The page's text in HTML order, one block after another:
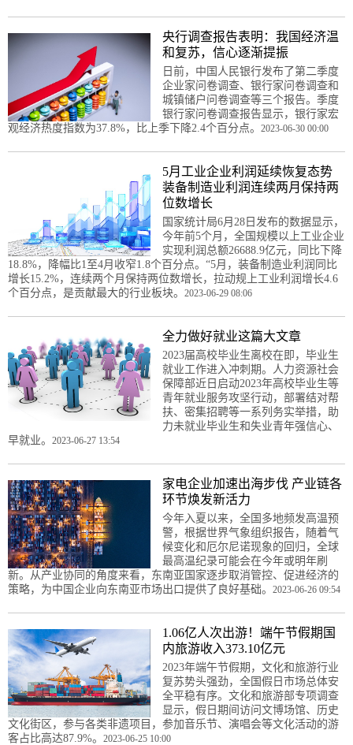
央行调查报告表明：我国经济温
和复苏，信心逐渐提振
日前，中国人民银行发布了第二季度
企业家问卷调查、银行家问卷调查和
城镇储户问卷调查等三个报告。季度
银行家问卷调查报告显示，银行家宏
观经济热度指数为37.8%，比上季下降2.4个百分点。 2023-06-30 00:00
5月工业企业利润延续恢复态势
装备制造业利润连续两月保持两
位数增长
国家统计局6月28日发布的数据显示，
今年前5个月，全国规模以上工业企业
实现利润总额26688.9亿元，同比下降
18.8%，降幅比1至4月收窄1.8个百分点。“5月，装备制造业利润同比
增长15.2%，连续两个月保持两位数增长，拉动规上工业利润增长4.6
个百分点，是贡献最大的行业板块。 2023-06-29 08:06
全力做好就业这篇大文章
2023届高校毕业生离校在即，毕业生
就业工作进入冲刺期。人力资源社会
保障部近日启动2023年高校毕业生等
青年就业服务攻坚行动，部署结对帮
扶、密集招聘等一系列务实举措，助
力未就业毕业生和失业青年强信心、
早就业。 2023-06-27 13:54
家电企业加速出海步伐 产业链各
环节焕发新活力
今年入夏以来，全国多地频发高温预
警，根据世界气象组织报告，随着气
候变化和厄尔尼诺现象的回归，全球
最高温纪录可能会在今年或明年刷
新。从产业协同的角度来看，东南亚国家逐步取消管控、促进经济的
策略，为中国企业向东南亚市场出口提供了良好基础。 2023-06-26 09:54
1.06亿人次出游！端午节假期国
内旅游收入373.10亿元
2023年端午节假期，文化和旅游行业
复苏势头强劲，全国假日市场总体安
全平稳有序。文化和旅游部专项调查
显示，假日期间访问文博场馆、历史
文化街区，参与各类非遗项目，参加音乐节、演唱会等文化活动的游
客占比高达87.9%。 2023-06-25 10:00